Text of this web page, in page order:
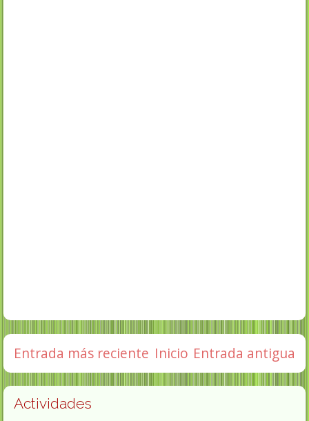
Entrada más reciente Entrada antigua
Inicio
Actividades